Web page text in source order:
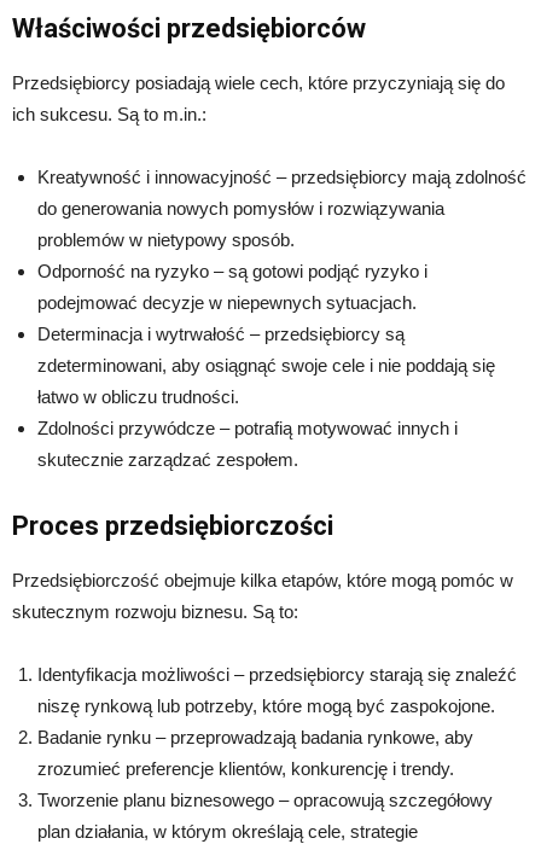
Właściwości przedsiębiorców
Przedsiębiorcy posiadają wiele cech, które przyczyniają się do
ich sukcesu. Są to m.in.:
Kreatywność i innowacyjność – przedsiębiorcy mają zdolność
do generowania nowych pomysłów i rozwiązywania
problemów w nietypowy sposób.
Odporność na ryzyko – są gotowi podjąć ryzyko i
podejmować decyzje w niepewnych sytuacjach.
Determinacja i wytrwałość – przedsiębiorcy są
zdeterminowani, aby osiągnąć swoje cele i nie poddają się
łatwo w obliczu trudności.
Zdolności przywódcze – potrafią motywować innych i
skutecznie zarządzać zespołem.
Proces przedsiębiorczości
Przedsiębiorczość obejmuje kilka etapów, które mogą pomóc w
skutecznym rozwoju biznesu. Są to:
Identyfikacja możliwości – przedsiębiorcy starają się znaleźć
niszę rynkową lub potrzeby, które mogą być zaspokojone.
Badanie rynku – przeprowadzają badania rynkowe, aby
zrozumieć preferencje klientów, konkurencję i trendy.
Tworzenie planu biznesowego – opracowują szczegółowy
plan działania, w którym określają cele, strategie